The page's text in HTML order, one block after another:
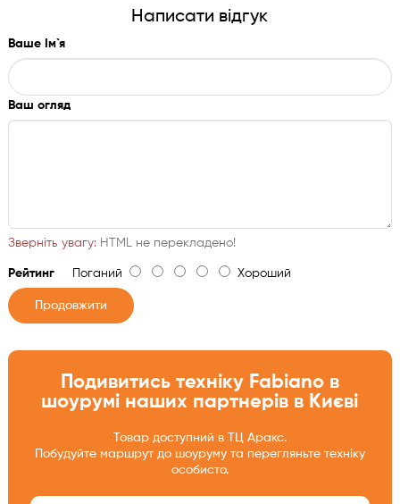
Написати відгук
Ваше Ім`я
Ваш огляд
Зверніть увагу:HTML не перекладено!
РейтингПоганий Хороший
Продовжити
Подивитись техніку Fabiano в
шоурумі наших партнерів в Києві
Товар доступний в ТЦ Аракс.
Побудуйте маршрут до шоуруму та перегляньте техніку
особисто.